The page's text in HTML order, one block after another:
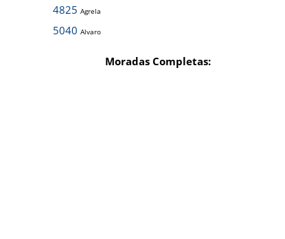
4825 Agrela
5040 Alvaro
Moradas Completas: